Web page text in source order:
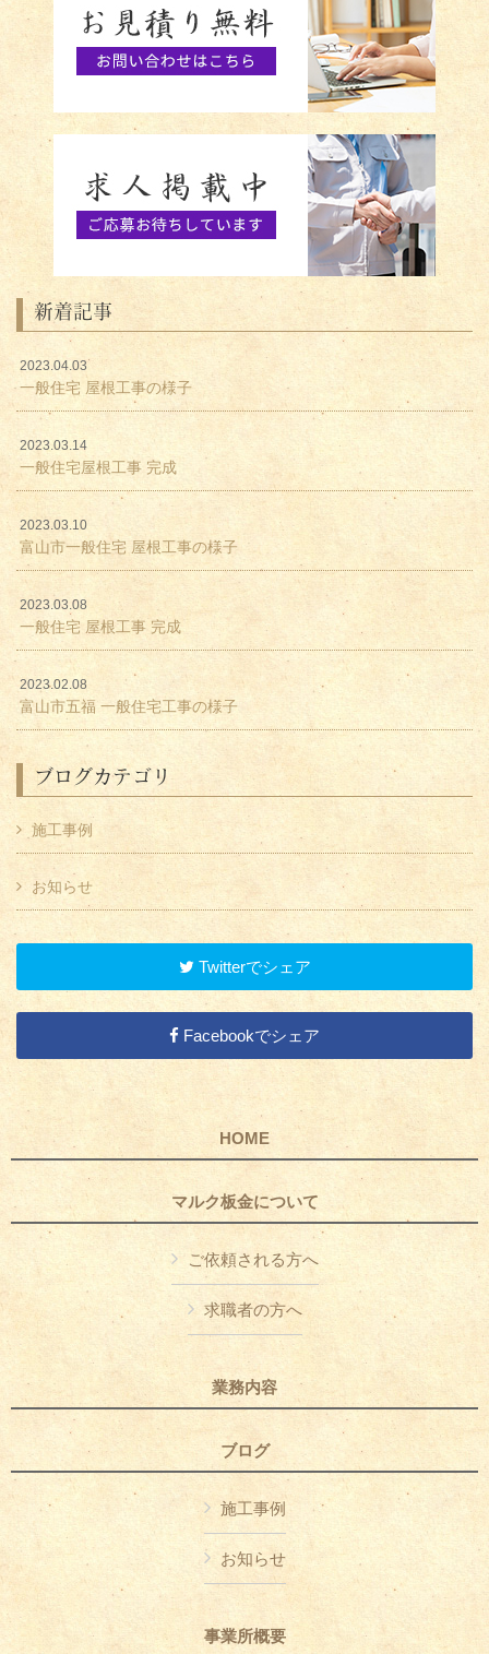
新着記事
2023.04.03
一般住宅 屋根工事の様子
2023.03.14
一般住宅屋根工事 完成
2023.03.10
富山市一般住宅 屋根工事の様子
2023.03.08
一般住宅 屋根工事 完成
2023.02.08
富山市五福 一般住宅工事の様子
ブログカテゴリ
施工事例
お知らせ
Twitterでシェア
Facebookでシェア
HOME
マルク板金について
ご依頼される方へ
求職者の方へ
業務内容
ブログ
施工事例
お知らせ
事業所概要